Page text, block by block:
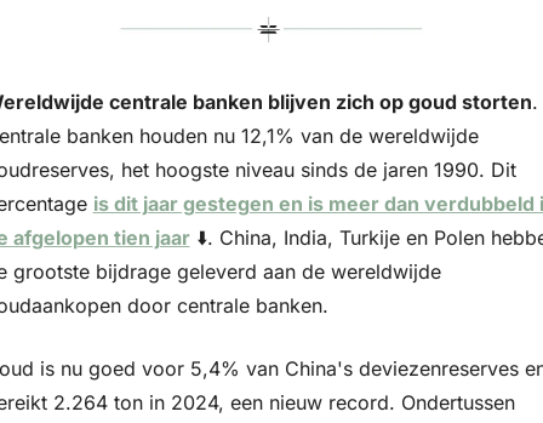
centrale banken blijven zich op goud storten.
banken houden nu 12,1% van de wereldwijde
het hoogste niveau sinds de jaren 1990. Dit
is dit jaar gestegen en is meer dan verdubbeld
afgelopen tien jaar ⬇️. China, India, Turkije en Polen
grootste bijdrage geleverd aan de wereldwijde
door centrale banken.
is nu goed voor 5,4% van China's deviezenreserves
2.264 ton in 2024, een nieuw record. Ondertussen